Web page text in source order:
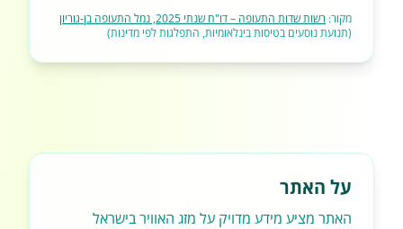
מקור: רשות שדות התעופה – דו"ח שנתי 2025, נמל התעופה בן-גוריון
(תנועת נוסעים בטיסות בינלאומיות, התפלגות לפי מדינות)
על האתר
האתר מציע מידע מדויק על מזג האוויר בישראל